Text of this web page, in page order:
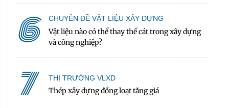
6 CHUYÊN ĐỀ VẬT LIỆU XÂY DỰNG
Vật liệu nào có thể thay thế cát trong xây dựng
và công nghiệp?
7 THỊ TRƯỜNG VLXD
Thép xây dựng đồng loạt tăng giá